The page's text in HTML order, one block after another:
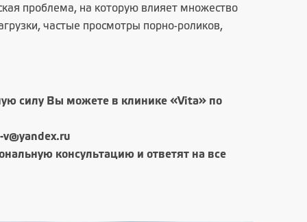
проблема, на которую влияет множество
частые просмотры порно-роликов,
силу Вы можете в клинике «Vita» по
консультацию и ответят на все